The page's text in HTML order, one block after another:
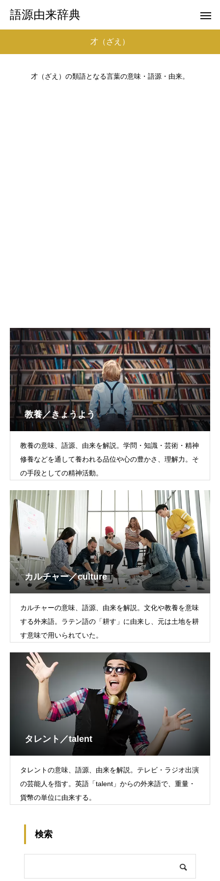
語源由来辞典
才（ざえ）
才（ざえ）の類語となる言葉の意味・語源・由来。
教養／きょうよう
教養の意味、語源、由来を解説。学問・知識・芸術・精神
修養などを通して養われる品位や心の豊かさ、理解力。そ
の手段としての精神活動。
カルチャー／culture
カルチャーの意味、語源、由来を解説。文化や教養を意味
する外来語。ラテン語の「耕す」に由来し、元は土地を耕
す意味で用いられていた。
タレント／talent
タレントの意味、語源、由来を解説。テレビ・ラジオ出演
の芸能人を指す。英語「talent」からの外来語で、重量・
貨幣の単位に由来する。
検索